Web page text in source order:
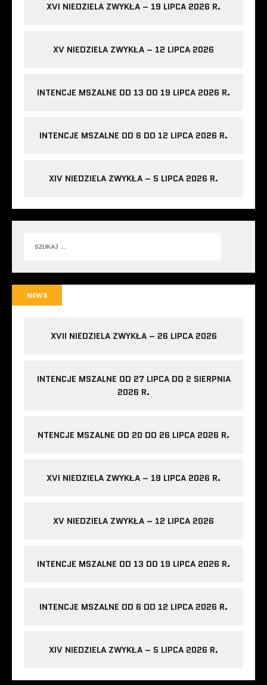
XVI NIEDZIELA ZWYKŁA – 19 LIPCA 2026 R.
XV NIEDZIELA ZWYKŁA – 12 LIPCA 2026
INTENCJE MSZALNE OD 13 DO 19 LIPCA 2026 R.
INTENCJE MSZALNE OD 6 DO 12 LIPCA 2026 R.
XIV NIEDZIELA ZWYKŁA – 5 LIPCA 2026 R.
NEWS
XVII NIEDZIELA ZWYKŁA – 26 LIPCA 2026
INTENCJE MSZALNE OD 27 LIPCA DO 2 SIERPNIA
2026 R.
NTENCJE MSZALNE OD 20 DO 26 LIPCA 2026 R.
XVI NIEDZIELA ZWYKŁA – 19 LIPCA 2026 R.
XV NIEDZIELA ZWYKŁA – 12 LIPCA 2026
INTENCJE MSZALNE OD 13 DO 19 LIPCA 2026 R.
INTENCJE MSZALNE OD 6 DO 12 LIPCA 2026 R.
XIV NIEDZIELA ZWYKŁA – 5 LIPCA 2026 R.